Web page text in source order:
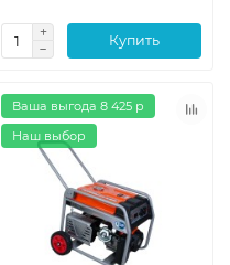
Купить
Ваша выгода 8 425 р
Наш выбор